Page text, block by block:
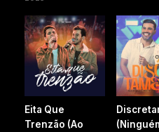
Eita Que
Trenzão (Ao